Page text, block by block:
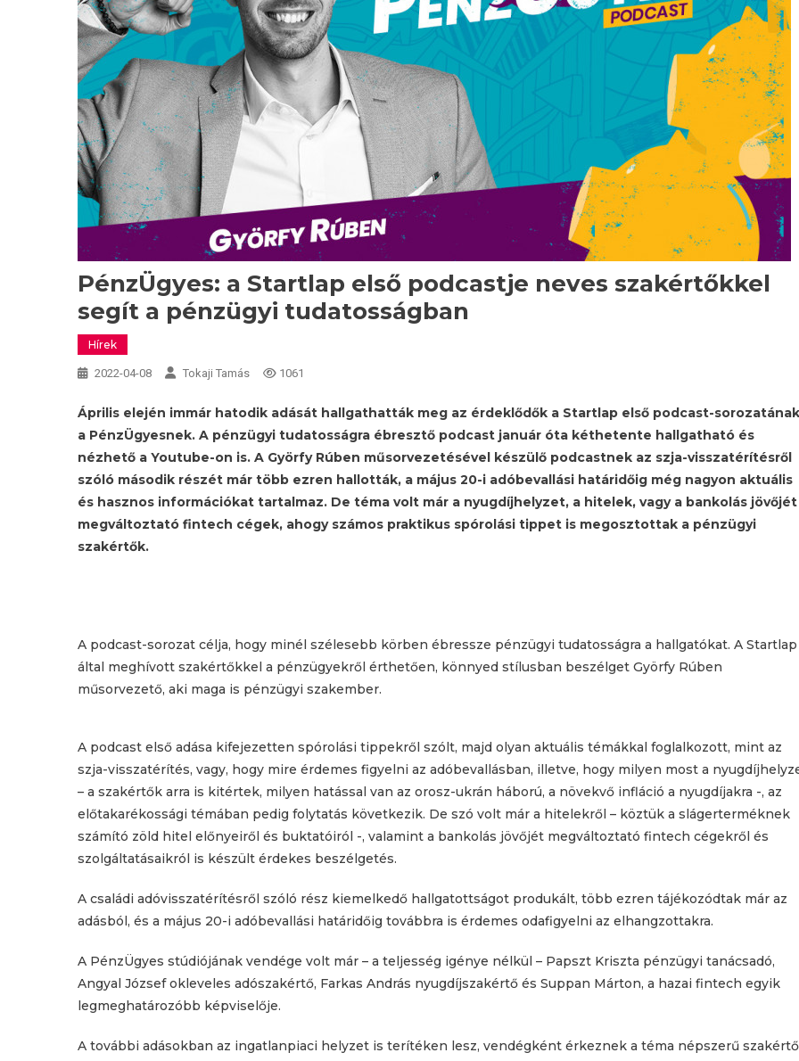
PénzÜgyes: a Startlap első podcastje neves szakértőkkel
segít a pénzügyi tudatosságban
Hírek
2022-04-08 Tokaji Tamás 1061
Április elején immár hatodik adását hallgathatták meg az érdeklődők a Startlap első podcast-
a PénzÜgyesnek. A pénzügyi tudatosságra ébresztő podcast január óta kéthetente hallgatható és
nézhető a Youtube-on is. A Györfy Rúben műsorvezetésével készülő podcastnek az szja-visszatérítésről
szóló második részét már több ezren hallották, a május 20-i adóbevallási határidőig még nagyon aktuális
és hasznos információkat tartalmaz. De téma volt már a nyugdíjhelyzet, a hitelek, vagy a bankolás jövőjét
megváltoztató fintech cégek, ahogy számos praktikus spórolási tippet is megosztottak a pénzügyi
szakértők.
A podcast-sorozat célja, hogy minél szélesebb körben ébressze pénzügyi tudatosságra a hallgatókat. A Startlap
által meghívott szakértőkkel a pénzügyekről érthetően, könnyed stílusban beszélget Györfy Rúben
műsorvezető, aki maga is pénzügyi szakember.
A podcast első adása kifejezetten spórolási tippekről szólt, majd olyan aktuális témákkal foglalkozott, mint az
szja-visszatérítés, vagy, hogy mire érdemes figyelni az adóbevallásban, illetve, hogy milyen most a
– a szakértők arra is kitértek, milyen hatással van az orosz-ukrán háború, a növekvő infláció a nyugdíjakra -, az
előtakarékossági témában pedig folytatás következik. De szó volt már a hitelekről – köztük a slágerterméknek
számító zöld hitel előnyeiről és buktatóiról -, valamint a bankolás jövőjét megváltoztató fintech cégekről és
szolgáltatásaikról is készült érdekes beszélgetés.
A családi adóvisszatérítésről szóló rész kiemelkedő hallgatottságot produkált, több ezren tájékozódtak már az
adásból, és a május 20-i adóbevallási határidőig továbbra is érdemes odafigyelni az elhangzottakra.
A PénzÜgyes stúdiójának vendége volt már – a teljesség igénye nélkül – Papszt Kriszta pénzügyi tanácsadó,
Angyal József okleveles adószakértő, Farkas András nyugdíjszakértő és Suppan Márton, a hazai fintech egyik
legmeghatározóbb képviselője.
A további adásokban az ingatlanpiaci helyzet is terítéken lesz, vendégként érkeznek a téma népszerű